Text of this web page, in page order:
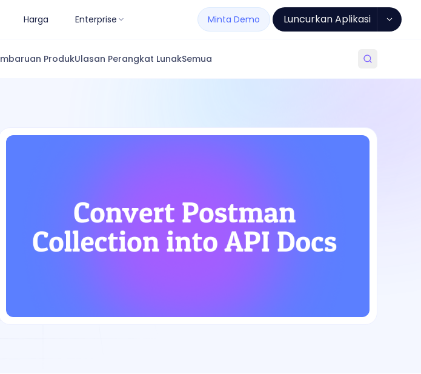
Harga Enterprise Minta Demo Luncurkan Aplikasi
ProdukUlasan Perangkat LunakSemua